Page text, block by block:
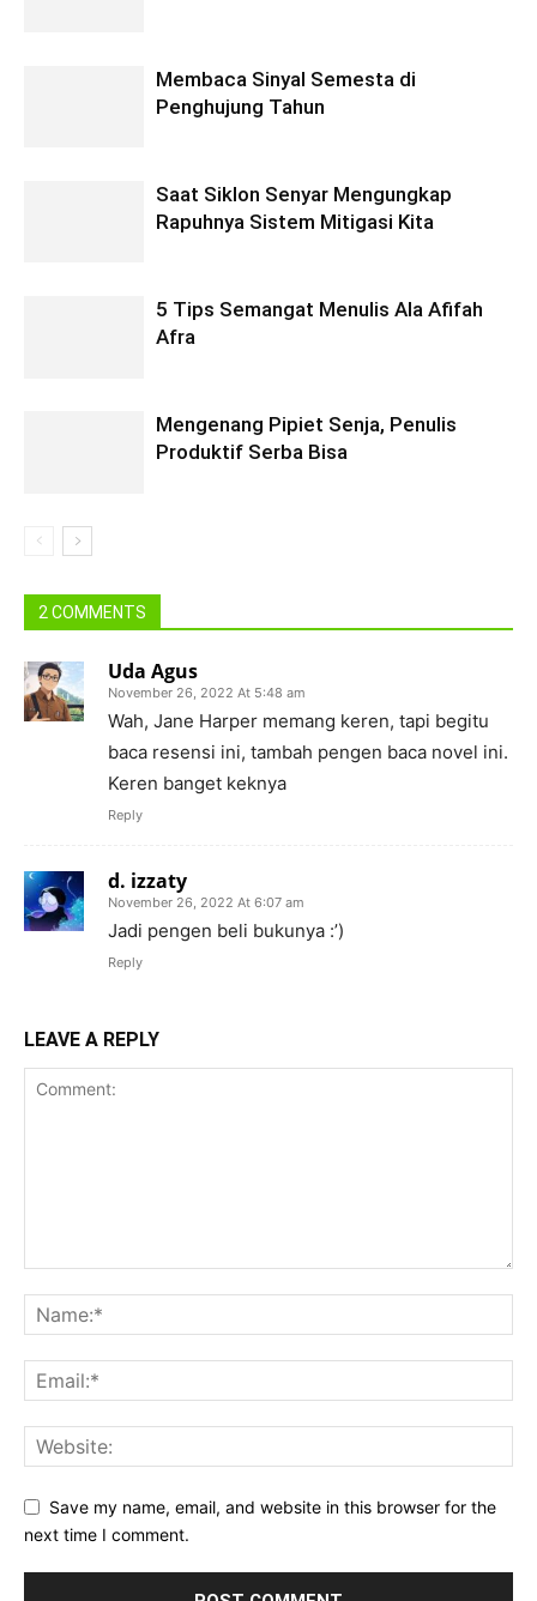
Membaca Sinyal Semesta di
Penghujung Tahun
Saat Siklon Senyar Mengungkap
Rapuhnya Sistem Mitigasi Kita
5 Tips Semangat Menulis Ala Afifah
Afra
Mengenang Pipiet Senja, Penulis
Produktif Serba Bisa
2 COMMENTS
Uda Agus
November 26, 2022 At 5:48 am
Wah, Jane Harper memang keren, tapi begitu
baca resensi ini, tambah pengen baca novel ini.
Keren banget keknya
Reply
d. izzaty
November 26, 2022 At 6:07 am
Jadi pengen beli bukunya :’)
Reply
LEAVE A REPLY
Save my name, email, and website in this browser for the
next time I comment.